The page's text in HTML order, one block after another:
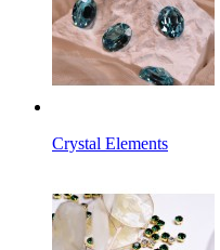
Crystal Elements